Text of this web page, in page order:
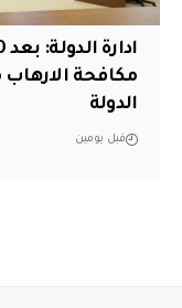
مكافحة
الدولة
قبل يومين